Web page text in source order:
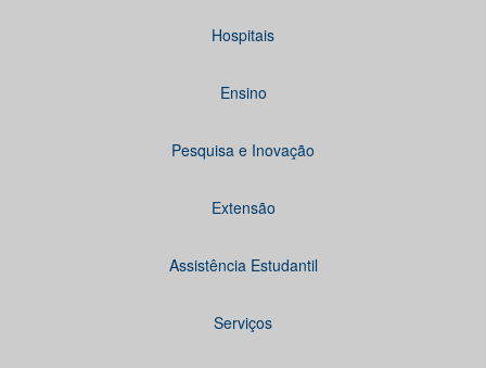
Hospitais
Ensino
Pesquisa e Inovação
Extensão
Assistência Estudantil
Serviços